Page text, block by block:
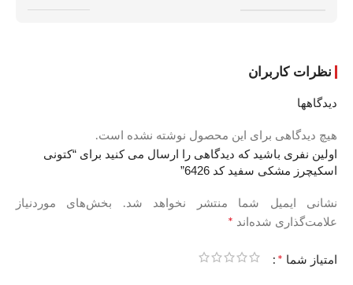
نظرات کاربران
دیدگاهها
هیچ دیدگاهی برای این محصول نوشته نشده است.
اولین نفری باشید که دیدگاهی را ارسال می کنید برای “کتونی
اسکیچرز مشکی سفید کد 6426”
نشانی ایمیل شما منتشر نخواهد شد.
بخش‌های موردنیاز
علامت‌گذاری شده‌اند *
امتیاز شما *